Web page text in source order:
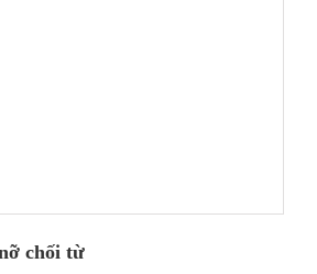
chối từ